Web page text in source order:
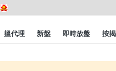
搵代理 新盤 即時放盤 按